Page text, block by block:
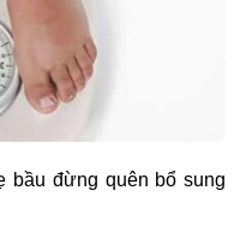
bầu đừng quên bổ sung